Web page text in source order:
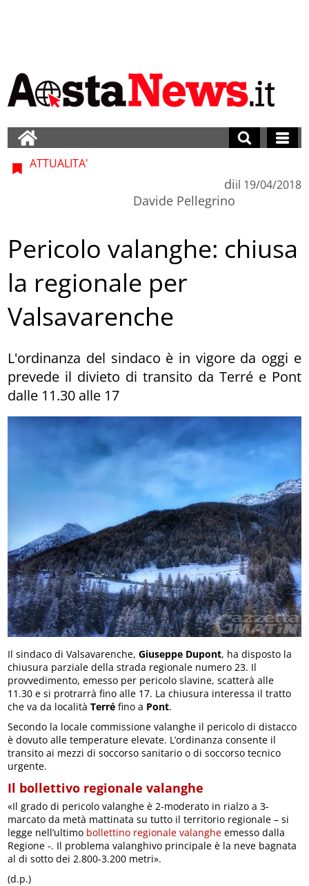
ATTUALITA'
di
Davide Pellegrino
il 19/04/2018
Pericolo valanghe: chiusa
la regionale per
Valsavarenche
L'ordinanza del sindaco è in vigore da oggi e
prevede il divieto di transito da Terré e Pont
dalle 11.30 alle 17
Il sindaco di Valsavarenche,Giuseppe Dupont, ha disposto la
chiusura parziale della strada regionale numero 23. Il
provvedimento, emesso per pericolo slavine, scatterà alle
11.30 e si protrarrà fino alle 17. La chiusura interessa il tratto
che va da localitàTerré fino a Pont.
Secondo la locale commissione valanghe il pericolo di distacco
è dovuto alle temperature elevate. L’ordinanza consente il
transito ai mezzi di soccorso sanitario o di soccorso tecnico
urgente.
Il bollettivo regionale valanghe
«Il grado di pericolo valanghe è 2-moderato in rialzo a 3-
marcato da metà mattinata su tutto il territorio regionale – si
legge nell’ultimo bollettino regionale valanghe emesso dalla
Regione -. Il problema valanghivo principale è la neve bagnata
al di sotto dei 2.800-3.200 metri».
(d.p.)